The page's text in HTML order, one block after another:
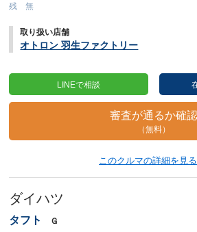
残 無
取り扱い店舗
オトロン 羽生ファクトリー
LINEで相談
審査が通るか確認
（無料）
このクルマの詳細を見
ダイハツ
タフト Ｇ